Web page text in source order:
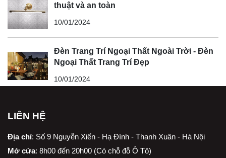
thuật và an toàn
10/01/2024
Đèn Trang Trí Ngoại Thất Ngoài Trời - Đèn
Ngoại Thất Trang Trí Đẹp
10/01/2024
LIÊN HỆ
Địa chỉ: Số 9 Nguyễn Xiển - Hạ Đình - Thanh Xuân - Hà Nội
Mở cửa: 8h00 đến 20h00 (Có chỗ đỗ Ô Tô)